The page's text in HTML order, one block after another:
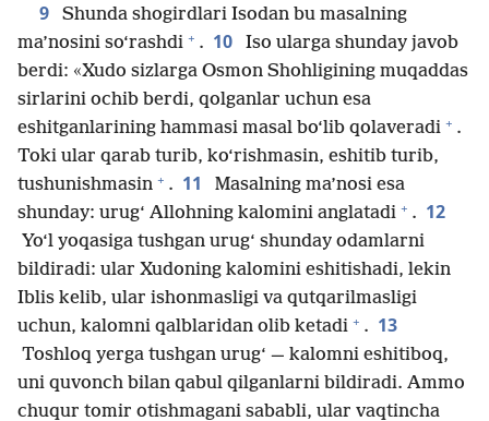
9
Shunda shogirdlari Isodan bu masalning
ma’nosini so‘rashdi + . 10
Iso ularga shunday javob
berdi: «Xudo sizlarga Osmon Shohligining muqaddas
sirlarini ochib berdi, qolganlar uchun esa
eshitganlarining hammasi masal bo‘lib qolaveradi + .
Toki ular qarab turib, ko‘rishmasin, eshitib turib,
tushunishmasin + . 11
Masalning ma’nosi esa
shunday: urug‘ Allohning kalomini anglatadi + . 12
Yo‘l yoqasiga tushgan urug‘ shunday odamlarni
bildiradi: ular Xudoning kalomini eshitishadi, lekin
Iblis kelib, ular ishonmasligi va qutqarilmasligi
uchun, kalomni qalblaridan olib ketadi + . 13
Toshloq yerga tushgan urug‘ — kalomni eshitiboq,
uni quvonch bilan qabul qilganlarni bildiradi. Ammo
chuqur tomir otishmagani sababli, ular vaqtincha